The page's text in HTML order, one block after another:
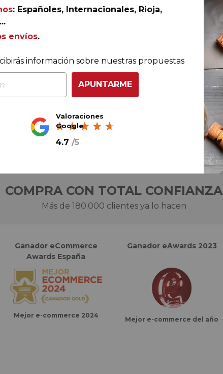
Ref. AGR-224101
COMPRA CON TOTAL CONFIANZA
Más de 180.000 clientes ya lo hacen
Ganador eCommerce
Awards España
Mejor e-commerce 2024
Ganador eAwards 2023
Mejor e-commerce del año
: Españoles, Internacionales, Rioja,
envíos.
información sobre nuestras propuestas
APUNTARME
Valoraciones
Google
4.7 /5